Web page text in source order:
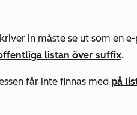
in måste se ut som en
listan över suffix.
får inte finnas med på